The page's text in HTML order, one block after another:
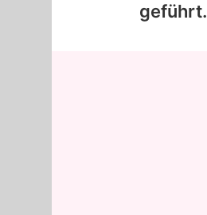
geführt.